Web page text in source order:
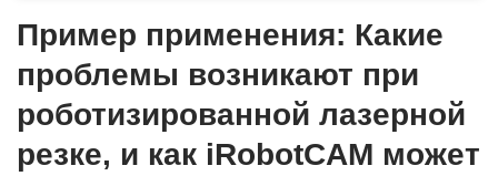
Пример применения: Какие
проблемы возникают при
роботизированной лазерной
резке, и как iRobotCAM может